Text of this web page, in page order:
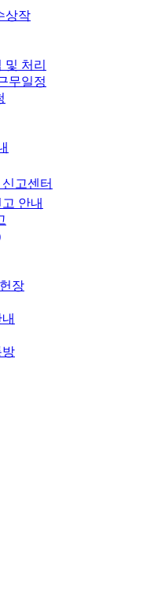
상작
및 처리
무일정
고센터
안내
장
방